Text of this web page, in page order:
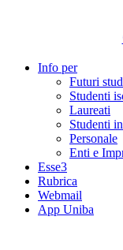
Info per
Futuri
Studenti
Laureati
Studenti
Personale
Enti e
Esse3
Rubrica
Webmail
App Uniba